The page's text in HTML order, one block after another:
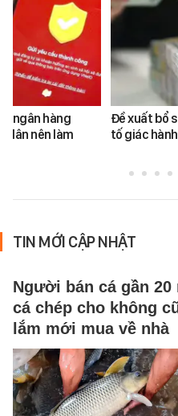
ngân hàng
dân nên làm
Đề xuất bổ
tố giác
TIN MỚI CẬP NHẬT
Người bán cá gần
cá chép cho không
lắm mới mua về nhà